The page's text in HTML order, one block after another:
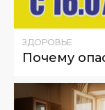
ЗДОРОВЬЕ
Почему